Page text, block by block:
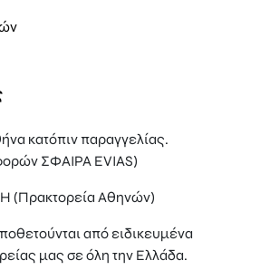
κατόπιν παραγγελίας.
ΣΦΑΙΡΑ EVIAS)
(Πρακτορεία Αθηνών)
από ειδικευμένα
μας σε όλη την Ελλάδα.